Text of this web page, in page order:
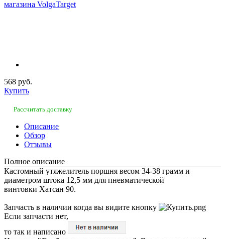
568 руб.
Купить
Рассчитать доставку
Описание
Обзор
Отзывы
Полное описание
Кастомный утяжелитель поршня весом 34-38 грамм и
диаметром штока 12,5 мм для пневматической
винтовки Хатсан 90.
Запчасть в наличии когда вы видите кнопку
Если запчасти нет,
то так и написано